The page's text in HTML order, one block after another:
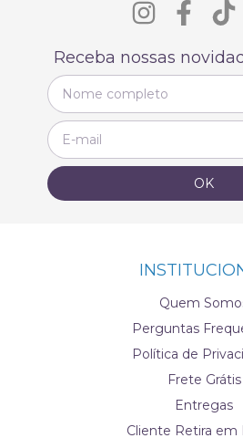
Receba nossas
Quem
Perguntas
Política de
Frete Grátis
Entregas
Cliente Retira em